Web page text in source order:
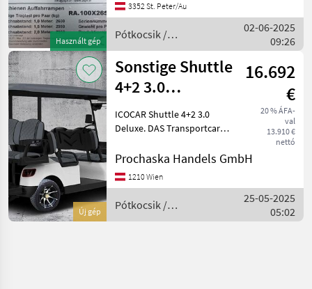
Használt gép
Tragkraft *** Abmaße
*** id
3352 St. Peter/Au
Pótkocsik /
Sonstige
02-06-2025
09:26
Új gép
Sonstige Shuttle
4+2 3.0
"DeLuxe"
Transportcar der
16.692
€
20 % ÁFA-
val
13.910 €
nettó
ICOCAR Shuttle 4+2 3.0
Deluxe. DAS Transportcar
oder Freizeit. Perfekte
Ausstattung machen dieses
Prochaska Handels GmbH
1210 Wien
Pótkocsik /
Sonstige
25-05-2025
05:02